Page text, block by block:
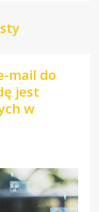
mail do
jest
w